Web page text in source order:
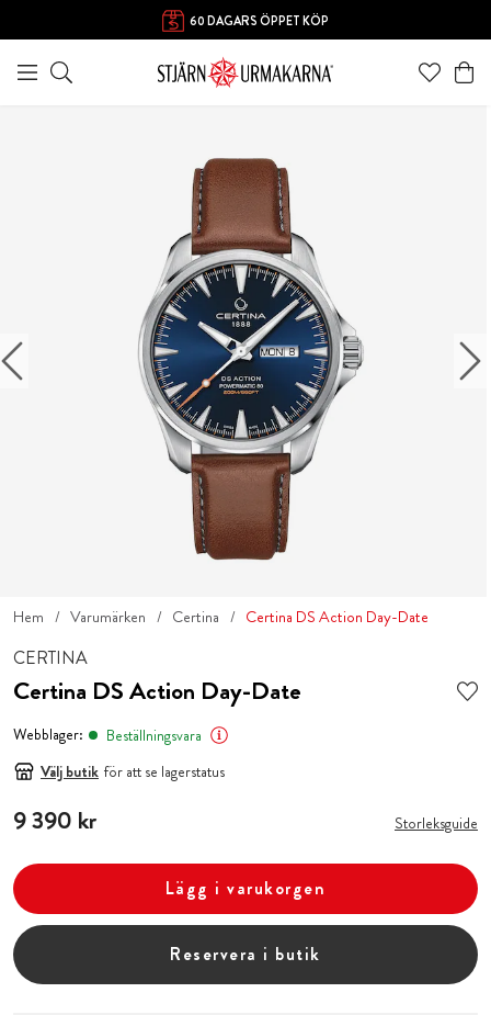
60 DAGARS ÖPPET KÖP
FRI FRAKT ÖVER 1000 KR
Hem Varumärken Certina Certina DS Action Day-Date
CERTINA
Certina DS Action Day-Date
Webblager:
Beställningsvara
Välj butik för att se lagerstatus
Pris:9 390 kr
9 390 kr Storleksguide
Lägg i varukorgen
Reservera i butik